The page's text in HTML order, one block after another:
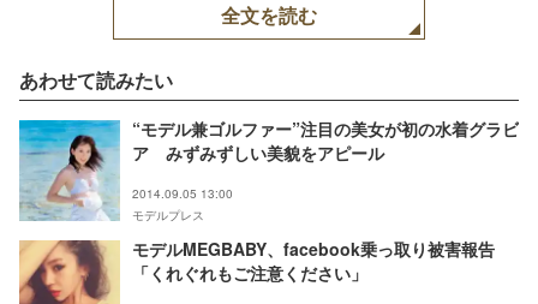
全文を読む
あわせて読みたい
“モデル兼ゴルファー”注目の美女が初の水着グラビ
ア みずみずしい美貌をアピール
2014.09.05 13:00
モデルプレス
モデルMEGBABY、facebook乗っ取り被害報告
「くれぐれもご注意ください」